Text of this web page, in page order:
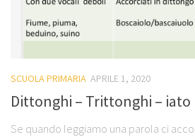
SCUOLA PRIMARIA APRILE 1, 2020
Dittonghi – Trittonghi – iato
Se quando leggiamo una parola ci